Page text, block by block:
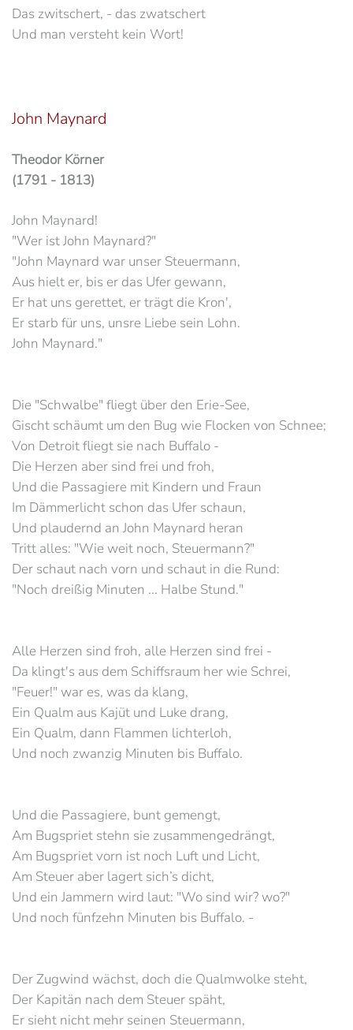
Das zwitschert, - das zwatschert
Und man versteht kein Wort!
John Maynard
Theodor Körner
(1791 - 1813)
John Maynard!
"Wer ist John Maynard?"
"John Maynard war unser Steuermann,
Aus hielt er, bis er das Ufer gewann,
Er hat uns gerettet, er trägt die Kron',
Er starb für uns, unsre Liebe sein Lohn.
John Maynard."
Die "Schwalbe" fliegt über den Erie-See,
Gischt schäumt um den Bug wie Flocken von Schnee;
Von Detroit fliegt sie nach Buffalo -
Die Herzen aber sind frei und froh,
Und die Passagiere mit Kindern und Fraun
Im Dämmerlicht schon das Ufer schaun,
Und plaudernd an John Maynard heran
Tritt alles: "Wie weit noch, Steuermann?"
Der schaut nach vorn und schaut in die Rund:
"Noch dreißig Minuten ... Halbe Stund."
Alle Herzen sind froh, alle Herzen sind frei -
Da klingt's aus dem Schiffsraum her wie Schrei,
"Feuer!" war es, was da klang,
Ein Qualm aus Kajüt und Luke drang,
Ein Qualm, dann Flammen lichterloh,
Und noch zwanzig Minuten bis Buffalo.
Und die Passagiere, bunt gemengt,
Am Bugspriet stehn sie zusammengedrängt,
Am Bugspriet vorn ist noch Luft und Licht,
Am Steuer aber lagert sich’s dicht,
Und ein Jammern wird laut: "Wo sind wir? wo?"
Und noch fünfzehn Minuten bis Buffalo. -
Der Zugwind wächst, doch die Qualmwolke steht,
Der Kapitän nach dem Steuer späht,
Er sieht nicht mehr seinen Steuermann,